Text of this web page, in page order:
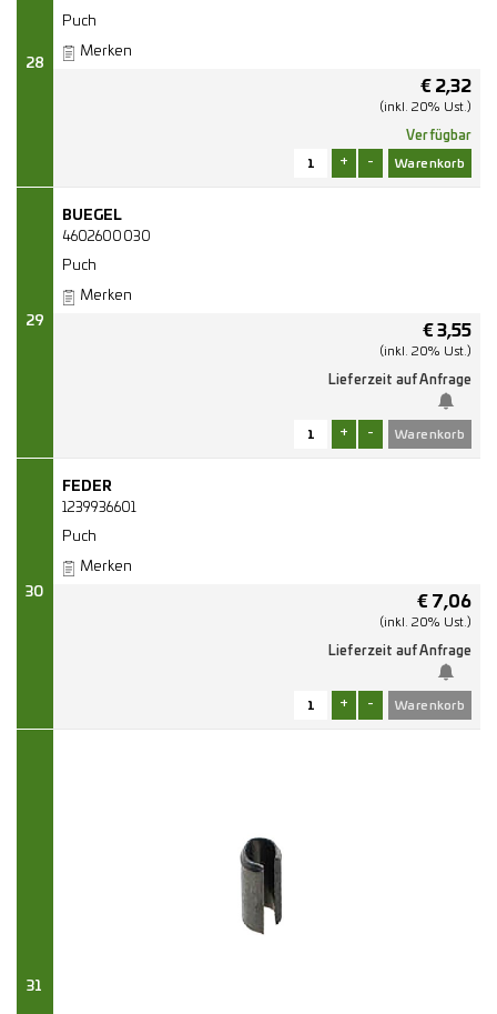
28
Puch
Merken
€ 2,32
(inkl. 20% Ust.)
Verfügbar
+ -
29
BUEGEL
4602600030
Puch
Merken
€ 3,55
(inkl. 20% Ust.)
Lieferzeit auf Anfrage
+ -
30
FEDER
1239936601
Puch
Merken
€ 7,06
(inkl. 20% Ust.)
Lieferzeit auf Anfrage
+ -
31